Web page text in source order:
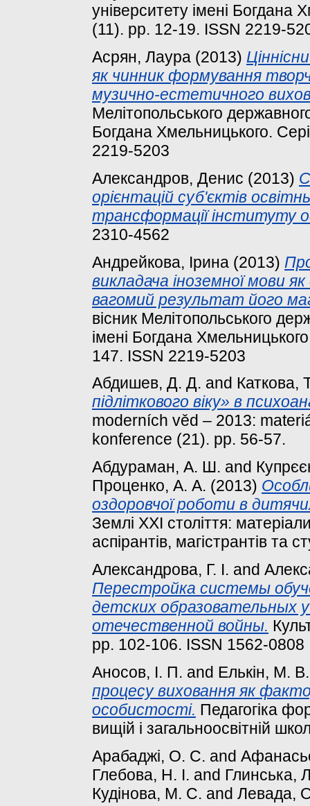
університету імені Богдана
(11). pp. 12-19. ISSN 2219-
Асрян, Лаура (2013)
як чинник формування
музично-естетичного
Мелітопольського
Богдана Хмельницького.
2219-5203
Александров, Денис (2013)
орієнтацій суб'єктів
трансформації інституту
2310-4562
Андрейкова, Ірина (2013)
викладача іноземної мови
вагомий результат його
вісник Мелітопольського
імені Богдана
147. ISSN 2219-5203
Абдишев, Д. Д. and Каткова,
підліткового віку» в
moderních věd – 2013:
konference (21). pp. 56-57.
Абдураман, А. Ш. and
Проценко, А. А. (2013)
оздоровчої роботи в
Землі ХХІ століття:
аспірантів, магістрантів та
Александрова, Г. І. and
Перестройка системы
детских образовательных
отечественной войны.
pp. 102-106. ISSN 1562-0808
Аносов, І. П. and Елькін, М. В.
процесу виховання як
особистості. Педагогіка
вищій і загальноосвітній
Арабаджі, О. С. and
Глебова, Н. І. and Глинська,
Кудінова, М. С. and Левада,